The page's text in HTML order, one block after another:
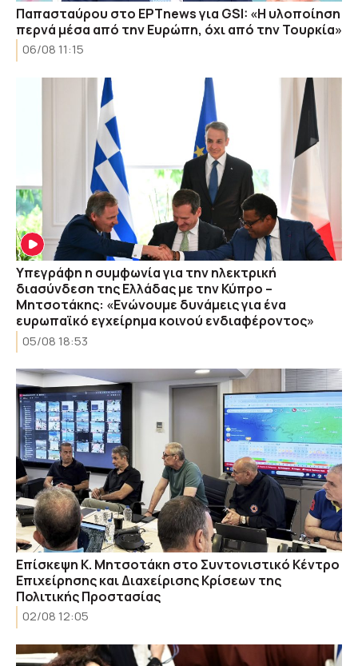
Παπασταύρου στο ΕΡΤnews για GSI: «Η υλοποίηση
περνά μέσα από την Ευρώπη, όχι από την Τουρκία»
06/08 11:15
Υπεγράφη η συμφωνία για την ηλεκτρική
διασύνδεση της Ελλάδας με την Κύπρο –
Μητσοτάκης: «Ενώνουμε δυνάμεις για ένα
ευρωπαϊκό εγχείρημα κοινού ενδιαφέροντος»
05/08 18:53
Eπίσκεψη Κ. Μητσοτάκη στο Συντονιστικό Κέντρο
Επιχείρησης και Διαχείρισης Κρίσεων της
Πολιτικής Προστασίας
02/08 12:05